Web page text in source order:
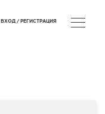
ВХОД / РЕГИСТРАЦИЯ